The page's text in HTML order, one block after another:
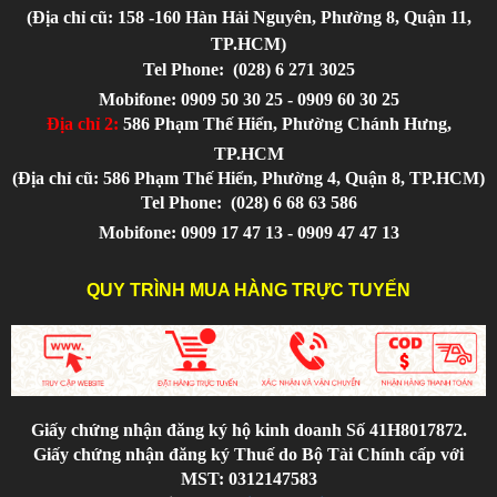
(Địa chỉ cũ: 158 -160 Hàn Hải Nguyên, Phường 8, Quận 11,
TP.HCM)
Tel Phone: (028) 6 271 3025
Mobifone: 0909 50 30 25 - 0909 60 30 25
Địa chỉ 2: 586 Phạm Thế Hiển, Phường Chánh Hưng,
TP.HCM
(Địa chỉ cũ: 586 Phạm Thế Hiển, Phường 4, Quận 8, TP.HCM)
Tel Phone: (028) 6 68 63 586
Mobifone: 0909 17 47 13 - 0909 47 47 13
QUY TRÌNH MUA HÀNG TRỰC TUYẾN
Giấy chứng nhận đăng ký hộ kinh doanh Số 41H8017872.
Giấy chứng nhận đăng ký Thuế do Bộ Tài Chính cấp với
MST: 0312147583